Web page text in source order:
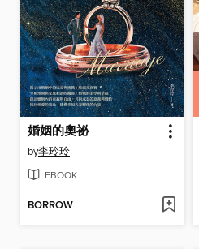
婚姻的奧祕
by李玲玲
EBOOK
BORROW